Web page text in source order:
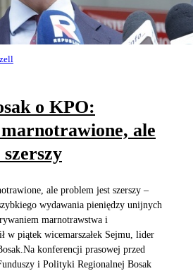
o KPO:
ale
ale problem jest szerszy –
wydawania pieniędzy unijnych
marnotrawstwa i
w piątek wicemarszałek Sejmu, lider
konferencji prasowej przed
i Polityki Regionalnej Bosak